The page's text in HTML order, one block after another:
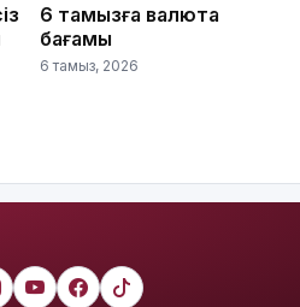
6 тамызға валюта
бағамы
6 тамыз, 2026